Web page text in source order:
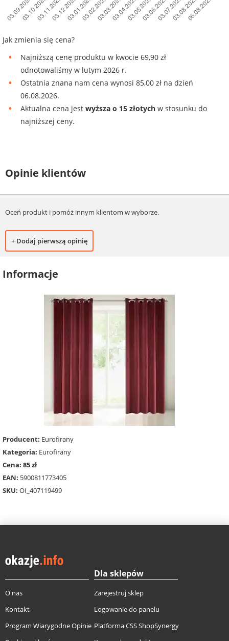
Jak zmienia się cena?
Najniższą cenę produktu w kwocie 69,90 zł
odnotowaliśmy w lutym 2026 r.
Ostatnia znana nam cena wynosi 85,00 zł na dzień
06.08.2026.
Aktualna cena jest wyższa o 15 złotych w stosunku do
najniższej ceny.
Opinie klientów
Oceń produkt i pomóż innym klientom w wyborze.
+ Dodaj pierwszą opinię
Informacje
Producent: Eurofirany
Kategoria: Eurofirany
Cena: 85 zł
EAN: 5900811773405
SKU: OI_407119499
O nas
Kontakt
Program Wiarygodne Opinie
Dla sklepów
Zarejestruj sklep
Logowanie do panelu
Platforma CSS ShopSynergy